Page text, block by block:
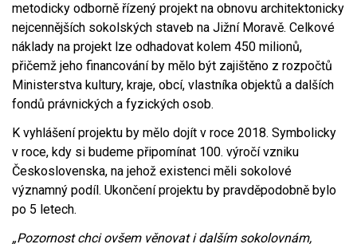
metodicky odborně řízený projekt na obnovu architektonicky
nejcennějších sokolských staveb na Jižní Moravě. Celkové
náklady na projekt lze odhadovat kolem 450 milionů,
přičemž jeho financování by mělo být zajištěno z rozpočtů
Ministerstva kultury, kraje, obcí, vlastníka objektů a dalších
fondů právnických a fyzických osob.
K vyhlášení projektu by mělo dojít v roce 2018. Symbolicky
v roce, kdy si budeme připomínat 100. výročí vzniku
Československa, na jehož existenci měli sokolové
významný podíl. Ukončení projektu by pravděpodobně bylo
po 5 letech.
„Pozornost chci ovšem věnovat i dalším sokolovnám,